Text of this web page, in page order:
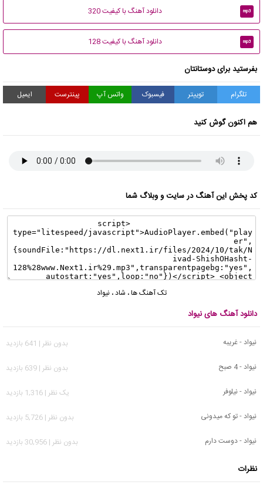
mp3 دانلود آهنگ با کیفیت 320
mp3 دانلود آهنگ با کیفیت 128
بفرستید برای دوستانتان
تلگرام توییتر فیسبوک واتس آپ پینترست ایمیل
هم اکنون گوش کنید
کد پخش این آهنگ در سایت و وبلاگ شما
تک آهنگ ها، شاد،نیواد
دانلود آهنگ های نیواد
نیواد - غریبه
بدون نظر | 641 بازدید
نیواد - 4 صبح
بدون نظر | 639 بازدید
نیواد - نیلوفر
يک نظر | 1,316 بازدید
نیواد - تو که میدونی
بدون نظر | 5,726 بازدید
نیواد - دوست دارم
بدون نظر | 30,956 بازدید
نظرات